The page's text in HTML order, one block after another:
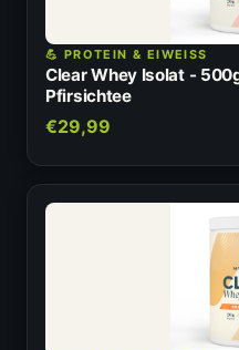
💪 PROTEIN & EIWEISS
Clear Whey Isolat -
Pfirsichtee
€29,99